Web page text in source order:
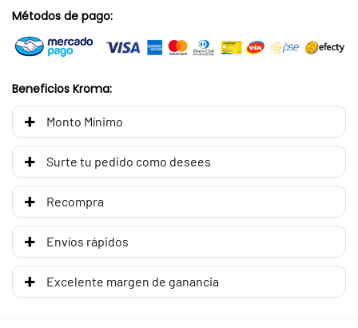
Métodos de pago:
Beneficios Kroma:
Monto Mínimo
Surte tu pedido como desees
Recompra
Envíos rápidos
Excelente margen de ganancia